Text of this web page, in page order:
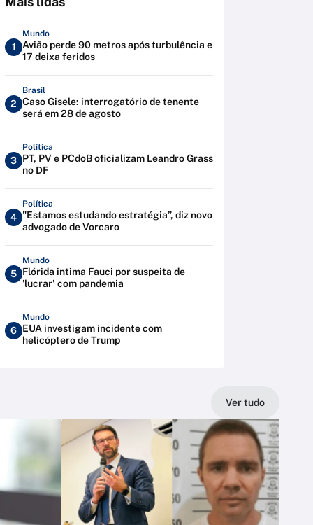
1
Mundo
Avião perde 90 metros após turbulência e
17 deixa feridos
2
Brasil
Caso Gisele: interrogatório de tenente
será em 28 de agosto
3
Política
PT, PV e PCdoB oficializam Leandro Grass
no DF
4
Política
"Estamos estudando estratégia”, diz novo
advogado de Vorcaro
5
Mundo
Flórida intima Fauci por suspeita de
'lucrar' com pandemia
6
Mundo
EUA investigam incidente com
helicóptero de Trump
Ver tudo